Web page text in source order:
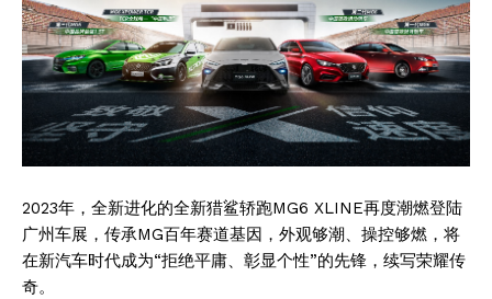
2023年，全新进化的全新猎鲨轿跑MG6 XLINE再度潮燃登陆
广州车展，传承MG百年赛道基因，外观够潮、操控够燃，将
在新汽车时代成为“拒绝平庸、彰显个性”的先锋，续写荣耀传
奇。